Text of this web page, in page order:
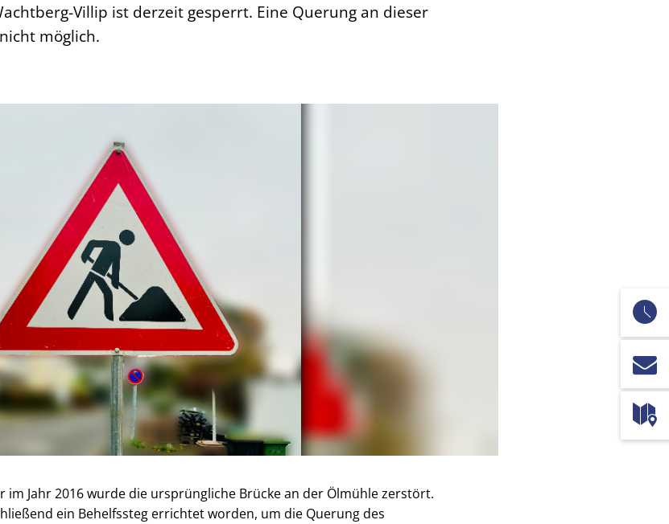
Villip ist derzeit gesperrt. Eine Querung an dieser
möglich.
Jahr 2016 wurde die ursprüngliche Brücke an der Ölmühle zerstört.
ein Behelfssteg errichtet worden, um die Querung des